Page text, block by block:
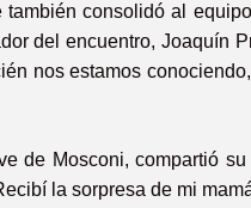
consolidó al
del encuentro, Joaquín
nos estamos
de Mosconi, compartió
la sorpresa de mi